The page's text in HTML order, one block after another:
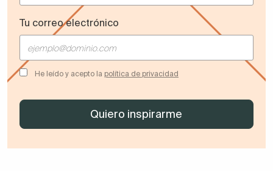
Tu correo electrónico
He leído y acepto la política de privacidad